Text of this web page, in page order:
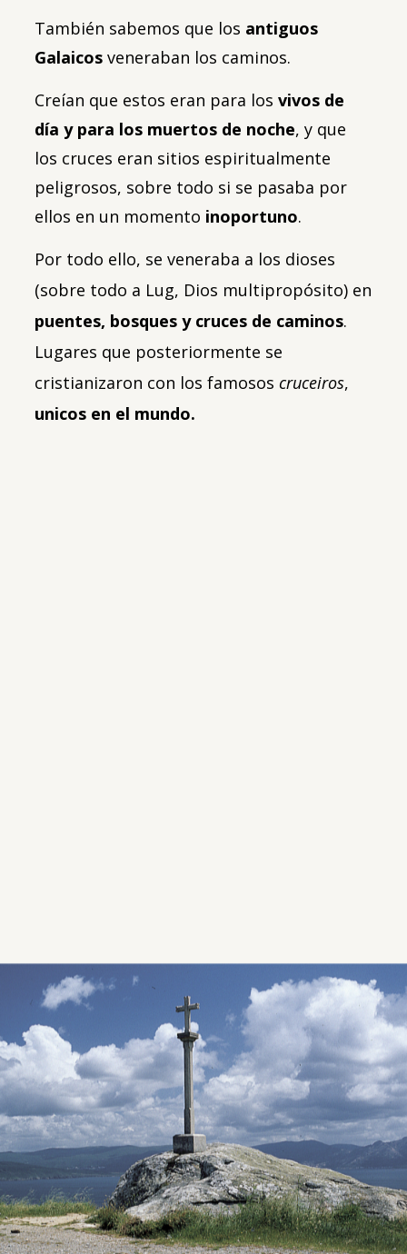
También sabemos que los antiguos
Galaicos veneraban los caminos.
Creían que estos eran para los vivos de
día y para los muertos de noche, y que
los cruces eran sitios espiritualmente
peligrosos, sobre todo si se pasaba por
ellos en un momento inoportuno.
Por todo ello, se veneraba a los dioses
(sobre todo a Lug, Dios multipropósito) en
puentes, bosques y cruces de caminos.
Lugares que posteriormente se
cristianizaron con los famosos cruceiros,
unicos en el mundo.